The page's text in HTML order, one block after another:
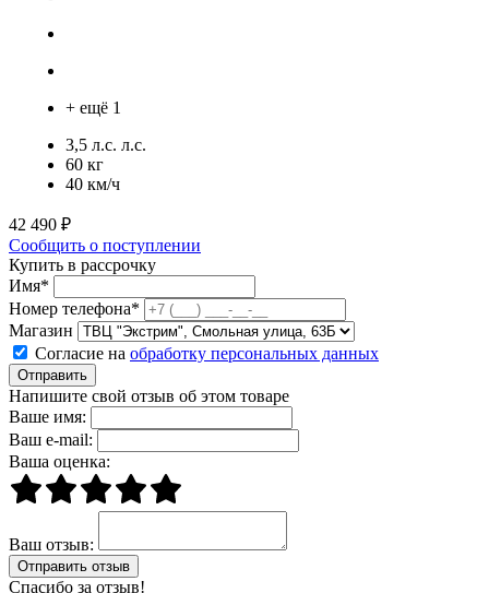
+ ещё 1
3,5 л.с. л.с.
60 кг
40 км/ч
42 490 ₽
Сообщить о поступлении
Купить в рассрочку
Имя*
Номер телефона*
Магазин
Согласие на обработку персональных данных
Отправить
Напишите свой отзыв об этом товаре
Ваше имя:
Ваш e-mail:
Ваша оценка:
Ваш отзыв:
Спасибо за отзыв!